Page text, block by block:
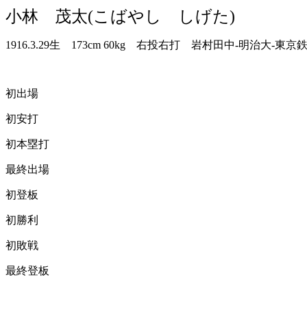
小林 茂太(こばやし しげた)
1916.3.29生 173cm 60kg 右投右打 岩村田中-明治大-東
初出場
初安打
初本塁打
最終出場
初登板
初勝利
初敗戦
最終登板